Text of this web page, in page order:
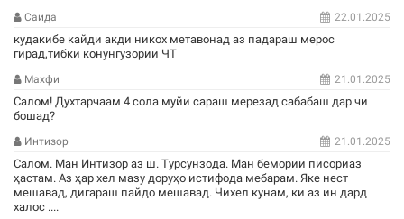
Саида 22.01.2025
кудакибе кайди акди никох метавонад аз падараш мерос
гирад,тибки конунгузории ЧТ
Махфи 21.01.2025
Салом! Духтарчаам 4 сола муйи сараш мерезад сабабаш дар чи
бошад?
Интизор 21.01.2025
Салом. Ман Интизор аз ш. Турсунзода. Ман бемории писориаз
ҳастам. Аз ҳар хел мазу доруҳо истифода мебарам. Яке нест
мешавад, дигараш пайдо мешавад. Чихел кунам, ки аз ин дард
халос ....